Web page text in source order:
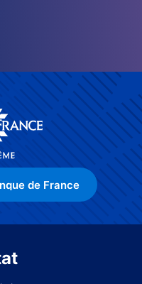
de France